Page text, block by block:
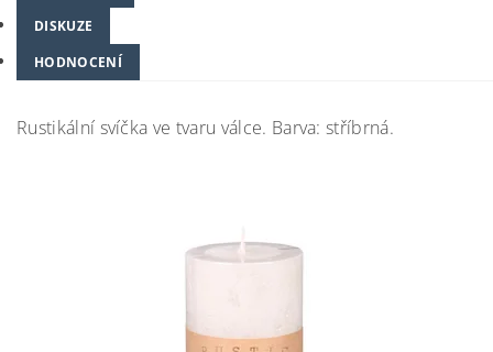
DISKUZE
HODNOCENÍ
Rustikální svíčka ve tvaru válce. Barva: stříbrná.